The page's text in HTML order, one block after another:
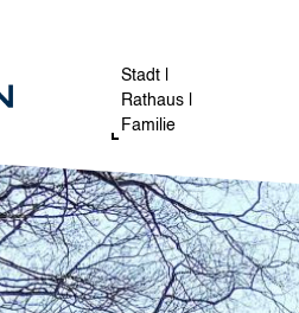
Stadt |
Rathaus |
Familie